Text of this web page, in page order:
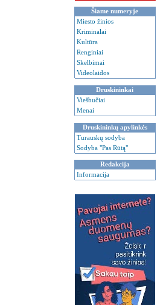
Šiame numeryje
Miesto žinios
Kriminalai
Kultūra
Renginiai
Skelbimai
Videolaidos
Druskininkai
Viešbučiai
Menai
Druskininkų apylinkės
Turauskų sodyba
Sodyba "Pas Rūtą"
Redakcija
Informacija